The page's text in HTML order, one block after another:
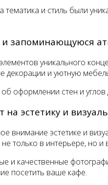
тематика и стиль были
и запоминающуюся
уникального
декорации и уютную
оформлении стен и
на эстетику и
внимание эстетике и
только в интерьере, но
и качественные
посетить ваше кафе.